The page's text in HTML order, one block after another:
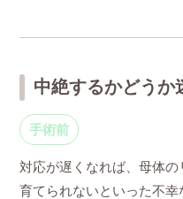
中絶するかどうか
手術前
対応が遅くなれば、母体
育てられないといった不